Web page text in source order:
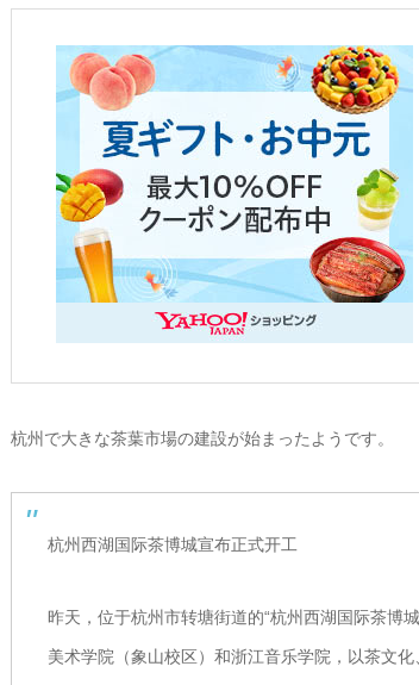
杭州で大きな茶葉市場の建設が始まったようです。
杭州西湖国际茶博城宣布正式开工
昨天，位于杭州市转塘街道的“杭州西湖国际茶博
美术学院（象山校区）和浙江音乐学院，以茶文